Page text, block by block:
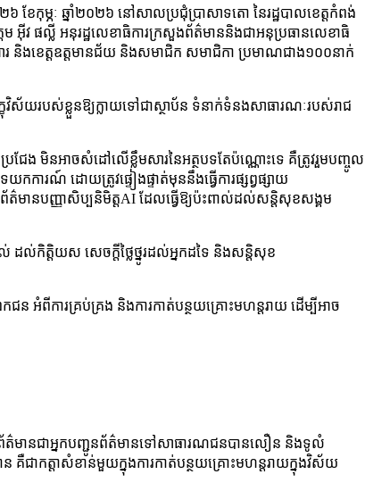
ខែកុម្ភៈ ឆ្នាំ២០២៦ នៅសាលប្រជុំប្រាសាទតោ នៃរដ្ឋបាលខេត្តកំពង់
អ៊ីវ ផល្លី អនុរដ្ឋលេខាធិការក្រសួងព័ត៌មាននិងជាអនុប្រធានលេខាធិ
រ និងខេត្តឧត្តមានជ័យ និងសមាជិក សមាជិកា ប្រមាណជាង១០០នាក់
ស័យរបស់ខ្លួនឱ្យក្លាយទៅជាស្ថាប័ន ទំនាក់ទំនងសាធារណៈរបស់រាជ
ជែង មិនអាចសំដៅលើខ្លឹមសារនៃអត្ថបទតែប៉ណ្ណោះទេ គឺត្រូវរួមបញ្ចូល
ការណ៍ ដោយត្រូវផ្ទៀងផ្ទាត់មុននឹងធ្វើការផ្សព្វផ្សាយ
ត៌មានបញ្ញាសិប្បនិមិត្តAI ដែលធ្វើឱ្យប៉ះពាល់ដល់សន្តិសុខសង្គម
ដល់កិត្តិយស សេចក្តីថ្លៃថ្នូរដល់អ្នកដទៃ និងសន្តិសុខ
អំពីការគ្រប់គ្រង និងការកាត់បន្ថយគ្រោះមហន្តរាយ ដើម្បីអាច
ារព័ត៌មានជាអ្នកបញ្ជូនព័ត៌មានទៅសាធារណជនបានលឿន និងទូលំ
ជាកត្តាសំខាន់មួយក្នុងការកាត់បន្ថយគ្រោះមហន្តរាយក្នុងវិស័យ